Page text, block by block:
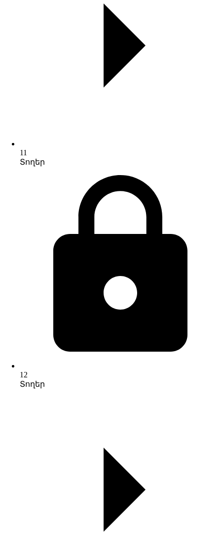
11
Տողեր
12
Տողեր